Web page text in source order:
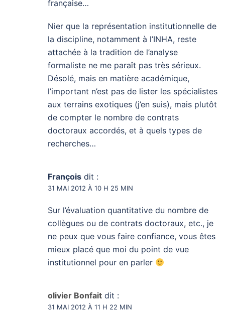
française…
Nier que la représentation institutionnelle de
la discipline, notamment à l’INHA, reste
attachée à la tradition de l’analyse
formaliste ne me paraît pas très sérieux.
Désolé, mais en matière académique,
l’important n’est pas de lister les spécialistes
aux terrains exotiques (j’en suis), mais plutôt
de compter le nombre de contrats
doctoraux accordés, et à quels types de
recherches…
François dit :
31 MAI 2012 À 10 H 25 MIN
Sur l’évaluation quantitative du nombre de
collègues ou de contrats doctoraux, etc., je
ne peux que vous faire confiance, vous êtes
mieux placé que moi du point de vue
institutionnel pour en parler
olivier Bonfait dit :
31 MAI 2012 À 11 H 22 MIN